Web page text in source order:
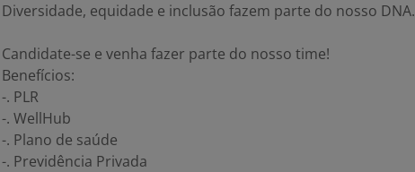
Diversidade, equidade e inclusão fazem parte do nosso DNA.
Candidate-se e venha fazer parte do nosso time!
Benefícios:
-. PLR
-. WellHub
-. Plano de saúde
-. Previdência Privada